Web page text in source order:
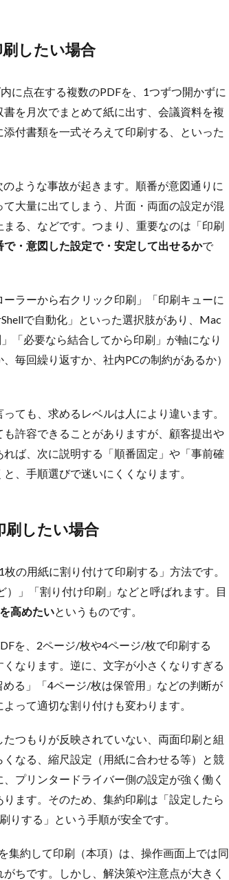
したい場合
に点在する複数のPDFを、1つずつ開かずに
を月次でまとめて紙に出す、会議資料を複
付書類を一式そろえて印刷する、といった
ような事故が起きます。順番が意図通りに
大量に出てしまう、片面・両面の設定が混
る、などです。つまり、重要なのは「印刷
・意図した設定で・安定して出せるかで
ラーから右クリック印刷」「印刷キューに
で自動化」といった選択肢があり、Mac
必要なら結合してから印刷」が軸になり
毎回繰り返すか、社内PCの制約があるか）
ても、求めるレベルは人により違います。
許容できることがありますが、顧客提出や
ば、次に説明する「順番固定」や「事前確
、手順選びで迷いにくくなります。
刷したい場合
の用紙に割り付けて印刷する」方法です。
」「割り付け印刷」などと呼ばれます。目
高めたいというものです。
を、2ページ/枚や4ページ/枚で印刷する
なります。逆に、文字が小さくなりすぎる
る」「4ページ/枚は保管用」などの判断が
って適切な割り付けも変わります。
つもりが反映されていない、両面印刷と組
なる、縮尺設定（用紙に合わせる等）と競
プリンタードライバー側の設定が強く働く
ます。そのため、集約印刷は「設定したら
りする」という手順が安全です。
集約して印刷（本項）は、操作画面上では同
ちです。しかし、解決策や注意点が大きく